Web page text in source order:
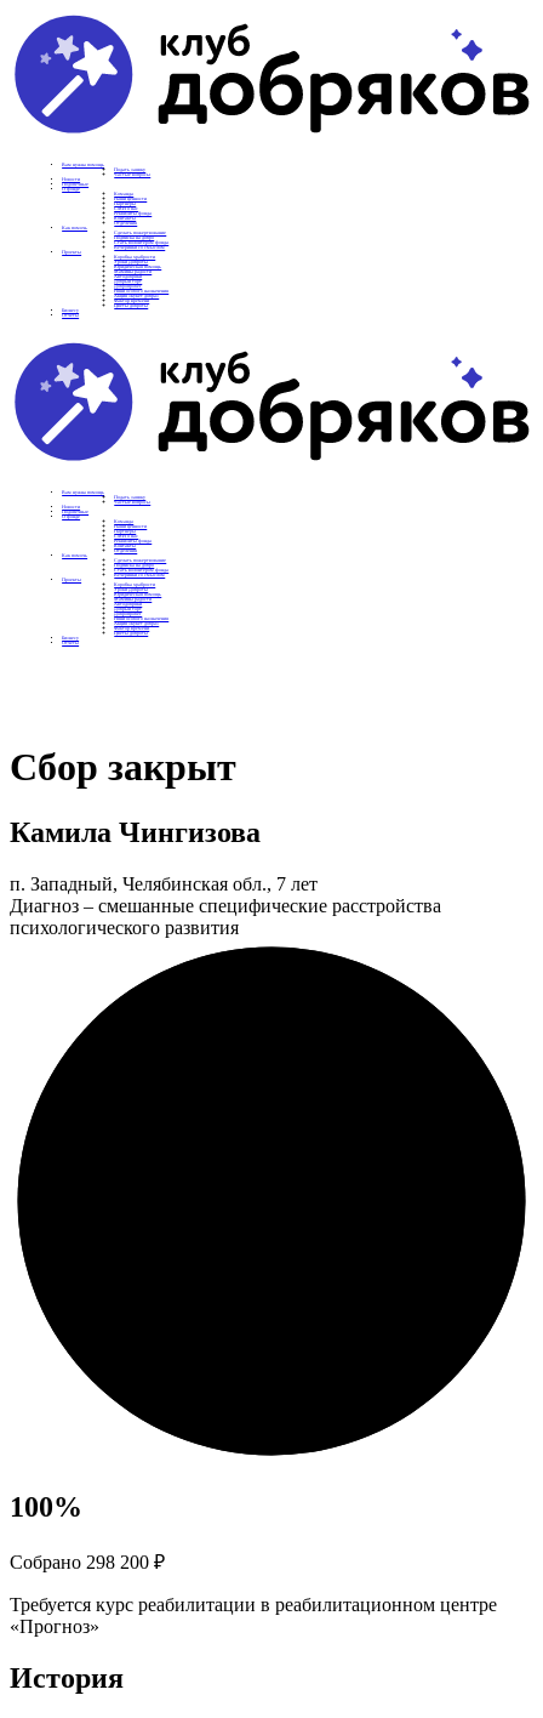
Вам нужна помощь
Подать заявку
Частые вопросы
Новости
Подопечные
О фонде
Команда
Наши ценности
Партнеры
СМИ о нас
Реквизиты фонда
Контакты
Отделения
Как помочь
Сделать пожертвование
Подписка на добро
Стать волонтером фонда
Вечеринки со смыслом
Проекты
Коробка храбрости
Уроки Доброты
Юридическая помощь
Мамины радости
Автодобряки
Добрый торт
Добропробег
Няни особого назначения
Акция «Букет добра»
Фактор времени
Цветы доброты
Бизнесу
Отчеты
Вам нужна помощь
Подать заявку
Частые вопросы
Новости
Подопечные
О фонде
Команда
Наши ценности
Партнеры
СМИ о нас
Реквизиты фонда
Контакты
Отделения
Как помочь
Сделать пожертвование
Подписка на добро
Стать волонтером фонда
Вечеринки со смыслом
Проекты
Коробка храбрости
Уроки Доброты
Юридическая помощь
Мамины радости
Автодобряки
Добрый торт
Добропробег
Няни особого назначения
Акция «Букет добра»
Фактор времени
Цветы доброты
Бизнесу
Отчеты
Сбор закрыт
Камила Чингизова
п. Западный, Челябинская обл., 7 лет
Диагноз – смешанные специфические расстройства
психологического развития
100%
Собрано 298 200 ₽
Требуется курс реабилитации в реабилитационном центре
«Прогноз»
История